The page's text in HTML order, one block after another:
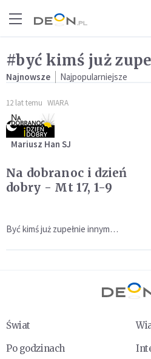
#być kimś już
Najnowsze Najpopularniejsze
12 lat temu WIARA
Mariusz Han SJ
Na dobranoc i dzień
dobry - Mt 17, 1-9
Być kimś już zupełnie innym…
Świat
Po godzinach